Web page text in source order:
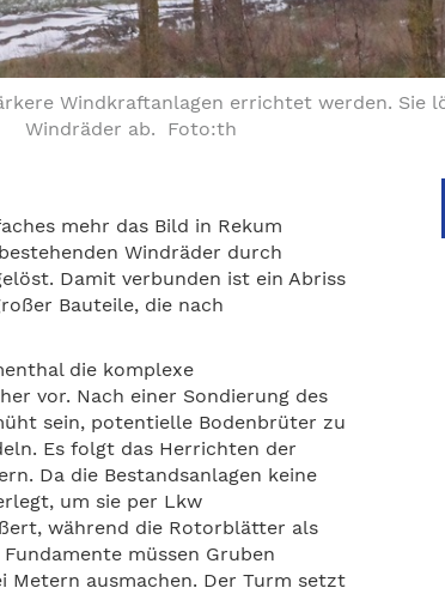
Windkraftanlagen errichtet werden. Sie
Windräder ab. Foto:th
mehr das Bild in Rekum
Windräder durch
Damit verbunden ist ein Abriss
Bauteile, die nach
die komplexe
vor. Nach einer Sondierung des
sein, potentielle Bodenbrüter zu
Es folgt das Herrichten der
Da die Bestandsanlagen keine
um sie per Lkw
während die Rotorblätter als
müssen Gruben
Metern ausmachen. Der Turm setzt